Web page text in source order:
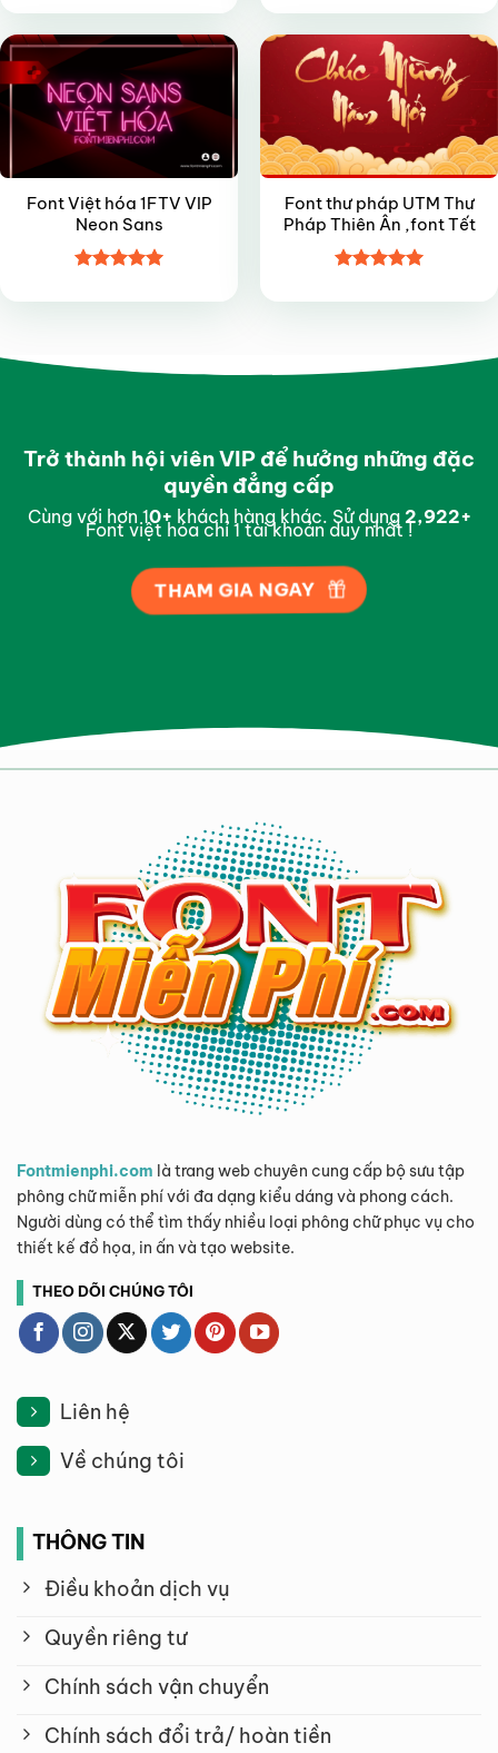
hạng4.85
5 sao
hạng4.95
sao
Font Việt hóa 1FTV VIP
Neon Sans
hạng55
Font thư pháp UTM Thư
Pháp Thiên Ân ,font Tết
hạng55
Trở thành hội viên VIP để hưởng những đặc
quyền đẳng cấp
Cùng với hơn 10+ khách hàng khác. Sử dụng 2,994+
Font việt hóa chỉ 1 tài khoản duy nhất !
THAM GIA NGAY
Fontmienphi.com là trang web chuyên cung cấp bộ sưu tập
phông chữ miễn phí với đa dạng kiểu dáng và phong cách.
Người dùng có thể tìm thấy nhiều loại phông chữ phục vụ cho
thiết kế đồ họa, in ấn và tạo website.
THEO DÕI CHÚNG TÔI
Liên hệ
Về chúng tôi
THÔNG TIN
Điều khoản dịch vụ
Quyền riêng tư
Chính sách vận chuyển
Chính sách đổi trả/ hoàn tiền